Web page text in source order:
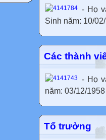
- Họ
Sinh năm: 10/
Các thành
- Họ
năm: 03/12/
Tổ trưởng